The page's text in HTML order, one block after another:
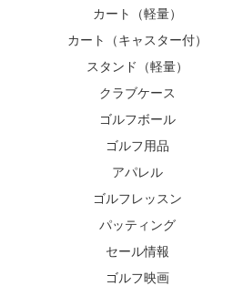
カート（軽量）
カート（キャスター付）
スタンド（軽量）
クラブケース
ゴルフボール
ゴルフ用品
アパレル
ゴルフレッスン
パッティング
セール情報
ゴルフ映画